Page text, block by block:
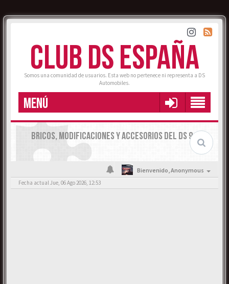
CLUB DS ESPAÑA
Somos una comunidad de usuarios. Esta web no pertenece ni representa a DS
Automobiles.
MENÚ
BRICOS, MODIFICACIONES Y ACCESORIOS DEL DS 9.
Bienvenido,Anonymous
Fecha actual Jue, 06 Ago 2026, 12:53